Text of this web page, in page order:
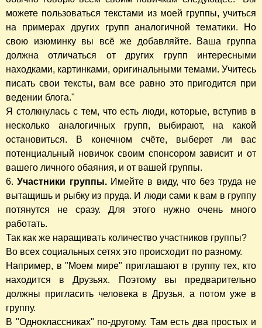
можете пользоваться текстами из моей группы, учиться
на примерах других групп аналогичной тематики. Но
свою изюминку вы всё же добавляйте. Ваша группа
должна отличаться от других групп интересными
находками, картинками, оригинальными темами. Учитесь
писать свои тексты, вам все равно это пригодится при
ведении блога."
Я столкнулась с тем, что есть люди, которые, вступив в
несколько аналогичных групп, выбирают, на какой
остановиться. В конечном счёте, выберет ли вас
потенциальный новичок своим спонсором зависит и от
вашего личного обаяния, и от вашей группы.
6.Участники группы.Имейте в виду, что без труда не
вытащишь и рыбку из пруда. И люди сами к вам в группу
потянутся не сразу. Для этого нужно очень много
работать.
Так как же наращивать количество участников группы?
Во всех социальных сетях это происходит по разному.
Например, в "Моем мире" приглашают в группу тех, кто
находится в Друзьях. Поэтому вы предварительно
должны пригласить человека в Друзья, а потом уже в
группу.
В "Одноклассниках" по-другому. Там есть два простых и